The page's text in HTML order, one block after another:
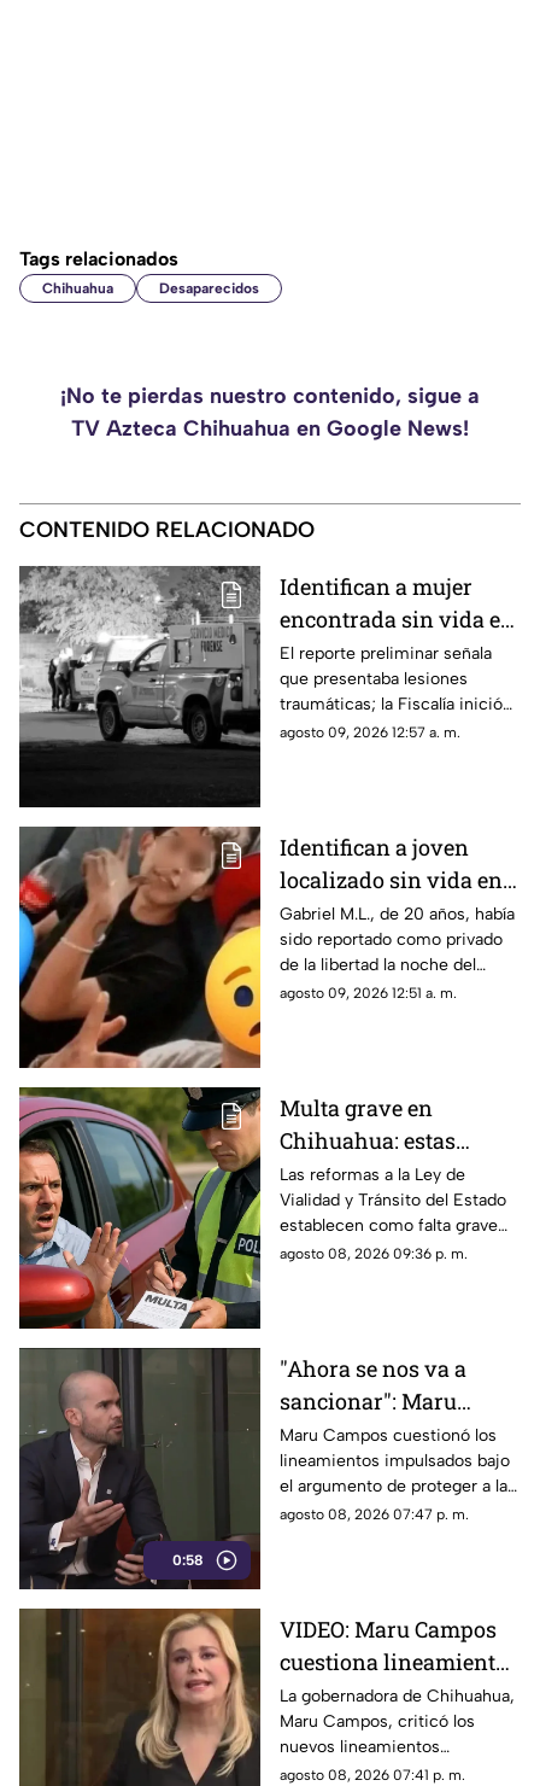
Tags relacionados
Chihuahua Desaparecidos
¡No te pierdas nuestro contenido, sigue a
TV Azteca Chihuahua en Google News!
CONTENIDO RELACIONADO
Identifican a mujer
encontrada sin vida en
la colonia Valles de
Chihuahua
El reporte preliminar señala
que presentaba lesiones
traumáticas; la Fiscalía inició
las investigaciones para
agosto 09, 2026 12:57 a. m.
Identifican a joven
localizado sin vida en
Ciudad Juárez; había
sido "levantado"
Gabriel M.L., de 20 años, había
sido reportado como privado
de la libertad la noche del
jueves.
agosto 09, 2026 12:51 a. m.
Multa grave en
Chihuahua: estas
velocidades ya pueden
generar sanciones más
severas
Las reformas a la Ley de
Vialidad y Tránsito del Estado
establecen como falta grave
superar en 25 kilómetros por
agosto 08, 2026 09:36 p. m.
0:58
"Ahora se nos va a
sancionar": Maru
Campos acusa censura
en nuevos
lineamientos para
medios
Maru Campos cuestionó los
lineamientos impulsados bajo
el argumento de proteger a las
audiencias y afirmó que
agosto 08, 2026 07:47 p. m.
VIDEO: Maru Campos
cuestiona lineamientos
para medios y advierte
riesgos para la libertad
de expresión
La gobernadora de Chihuahua,
Maru Campos, criticó los
nuevos lineamientos
relacionados con los derechos
agosto 08, 2026 07:41 p. m.